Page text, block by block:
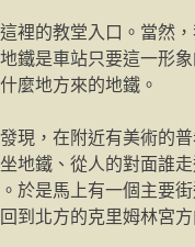
裡的教堂入口。當然
鐵是車站只要這一形
麼地方來的地鐵。
現，在附近有美術的
地鐵、從人的對面誰
於是馬上有一個主要街
到北方的克里姆林宮方